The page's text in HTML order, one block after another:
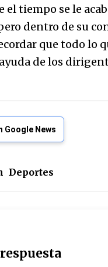
el tiempo se le
dentro de su
que todo lo
de los
Google News
Deportes